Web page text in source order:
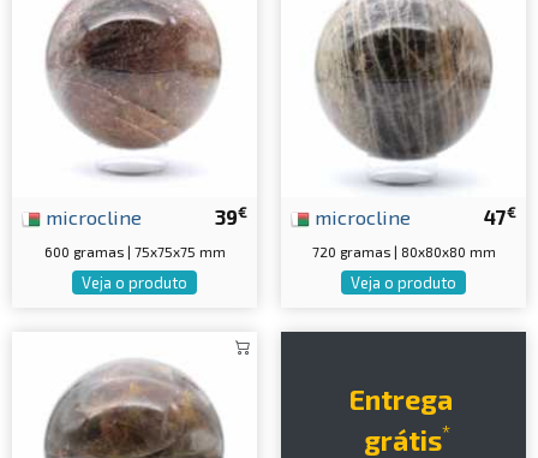
39€
microcline
600 gramas | 75x75x75 mm
Veja o produto
47€
microcline
720 gramas | 80x80x80 mm
Veja o produto
Entrega
grátis*